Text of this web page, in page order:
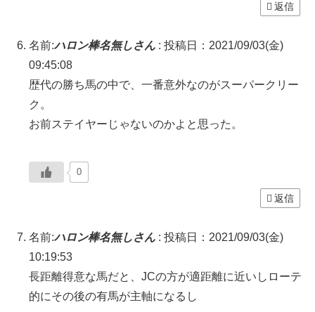
返信
名前:ハロン棒名無しさん : 投稿日：2021/09/03(金)
09:45:08
歴代の勝ち馬の中で、一番意外なのがスーパークリー
ク。
お前ステイヤーじゃないのかよと思った。
0
返信
名前:ハロン棒名無しさん : 投稿日：2021/09/03(金)
10:19:53
長距離得意な馬だと、JCの方が適距離に近いしローテ
的にその後の有馬が主軸になるし